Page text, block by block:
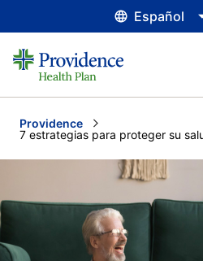
Español
Providence
Current:
7 estrategias para proteger su